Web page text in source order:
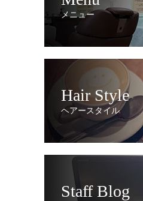
メニュー
Hair Style
ヘアースタイル
Staff Blog